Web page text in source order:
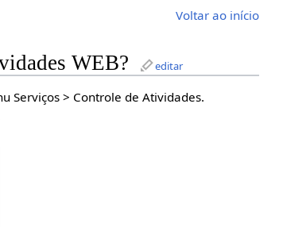
Voltar ao início
WEB? editar
Serviços > Controle de Atividades.